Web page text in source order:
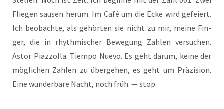
Flie­gen sau­sen her­um. Im Café um die Ecke wird gefei­ert.
Ich beob­ach­te, als gehör­ten sie nicht zu mir, mei­ne Fin­
ger, die in rhyth­mi­scher Bewe­gung Zah­len ver­su­chen.
Astor Piaz­zolla: Tiem­po Nue­vo. Es geht dar­um, kei­ne der
mög­li­chen Zah­len zu über­ge­hen, es geht um Prä­zi­si­on.
Eine wun­der­ba­re Nacht, noch früh. — stop